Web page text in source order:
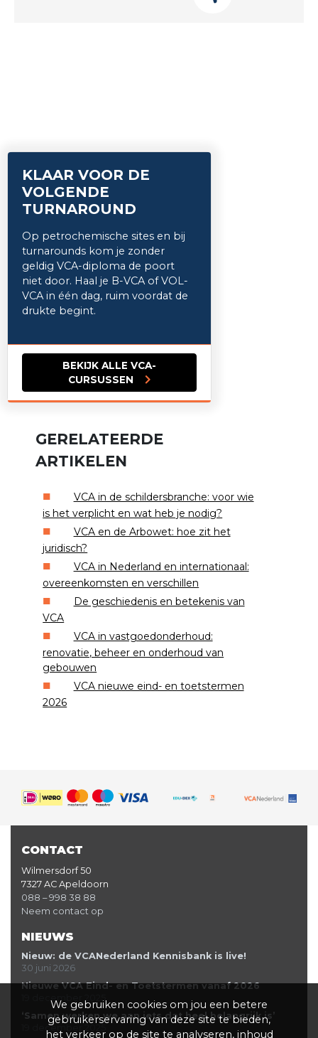
KLAAR VOOR DE
VOLGENDE
TURNAROUND
Op petrochemische sites en bij
turnarounds kom je zonder
geldig VCA-diploma de poort
niet door. Haal je B-VCA of VOL-
VCA in één dag, ruim voordat de
drukte begint.
BEKIJK ALLE VCA-
CURSUSSEN
GERELATEERDE
ARTIKELEN
VCA in de schildersbranche: voor wie
is het verplicht en wat heb je nodig?
VCA en de Arbowet: hoe zit het
juridisch?
VCA in Nederland en internationaal:
overeenkomsten en verschillen
De geschiedenis en betekenis van
VCA
VCA in vastgoedonderhoud:
renovatie, beheer en onderhoud van
gebouwen
VCA nieuwe eind- en toetstermen
2026
CONTACT
Wilmersdorf 50
7327 AC Apeldoorn
088 – 998 38 88
Neem contact op
NIEUWS
Nieuw: de VCANederland Kennisbank is live!
30 juni 2026
Nieuwe VCA Eind- en Toetstermen vanaf 2026
19 december 2025
‘Samen werken we aan iets dat heel belangrijk is’
19 december 2025
We gebruiken cookies om jou een betere
gebruikerservaring van deze site te bieden,
het verkeer op de site te analyseren, inhoud